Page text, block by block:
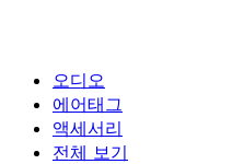
오디오
에어태그
액세서리
전체 보기